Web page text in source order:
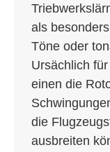
als
Töne oder
Ursächlich
einen die
die
ausbreiten